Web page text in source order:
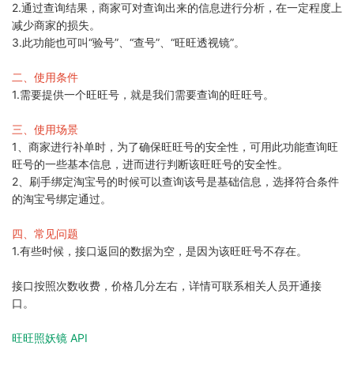
2.通过查询结果，商家可对查询出来的信息进行分析，在一定程度上
减少商家的损失。
3.此功能也可叫“验号”、“查号”、“旺旺透视镜”。
二、使用条件
1.需要提供一个旺旺号，就是我们需要查询的旺旺号。
三、使用场景
1、商家进行补单时，为了确保旺旺号的安全性，可用此功能查询旺
旺号的一些基本信息，进而进行判断该旺旺号的安全性。
2、刷手绑定淘宝号的时候可以查询该号是基础信息，选择符合条件
的淘宝号绑定通过。
四、常见问题
1.有些时候，接口返回的数据为空，是因为该旺旺号不存在。
接口按照次数收费，价格几分左右，详情可联系相关人员开通接
口。
旺旺照妖镜 API